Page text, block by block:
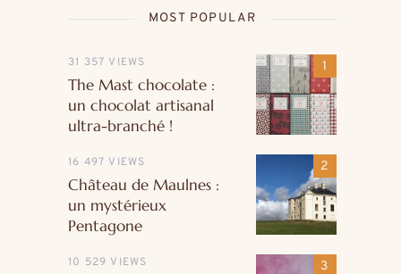
MOST POPULAR
31 357 VIEWS
The Mast chocolate :
un chocolat artisanal
ultra-branché !
16 497 VIEWS
Château de Maulnes :
un mystérieux
Pentagone
10 529 VIEWS